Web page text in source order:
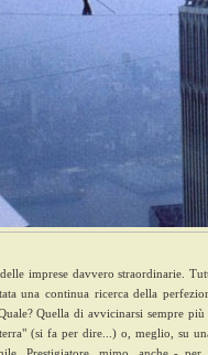
imprese davvero straordinarie.
una continua ricerca della
Quella di avvicinarsi sempre
(si fa per dire...) o, meglio, su